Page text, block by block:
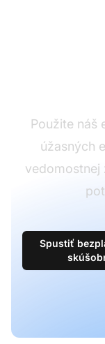
Použite náš
úžasných
vedomostnej
Spustiť